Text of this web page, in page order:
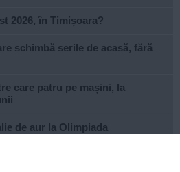
2026, în Timișoara?
schimbă serile de acasă, fără
care patru pe mașini, la
de aur la Olimpiada